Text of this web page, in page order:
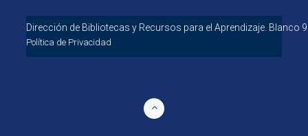
Dirección de Bibliotecas y Recursos para el
Política de Privacidad